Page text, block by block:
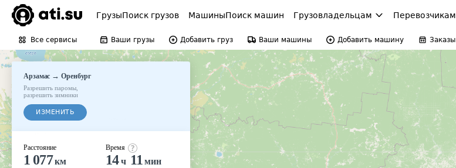
ГрузыПоиск грузов МашиныПоиск машин Грузовладельцам Перевозчикам
Все сервисы Ваши грузы Добавить груз Ваши машины Добавить машину Заказы
Арзамас →Оренбург
Разрешить паромы
разрешить зимники
ИЗМЕНИТЬ
Расстояние
1 077км
Время
14ч 11 мин